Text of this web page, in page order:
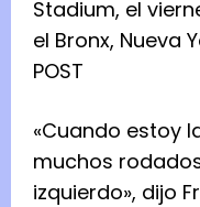
Stadium, el
el Bronx, Nueva
POST
«Cuando estoy
muchos
izquierdo», dijo